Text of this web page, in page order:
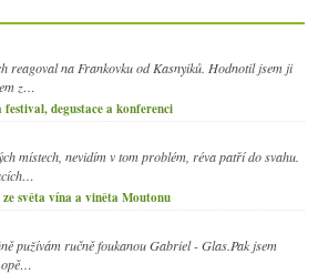
reagoval na Frankovku od Kasnyiků. Hodnotil jsem ji
z…
degustace a konferenci
místech, nevidím v tom problém, réva patří do svahu.
světa vína a viněta Moutonu
pužívám ručně foukanou Gabriel - Glas.Pak jsem
opě…